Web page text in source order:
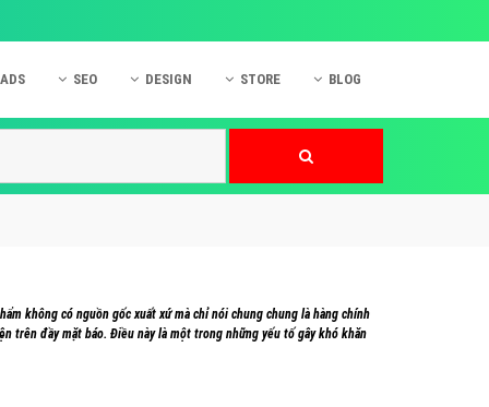
Skype
SEO DESIGN
Hỏi đáp Website
STORE BLOG
không có nguồn gốc xuất xứ mà chỉ nói chung chung là hàng chính
trên đầy mặt báo. Điều này là một trong những yếu tố gây khó khăn